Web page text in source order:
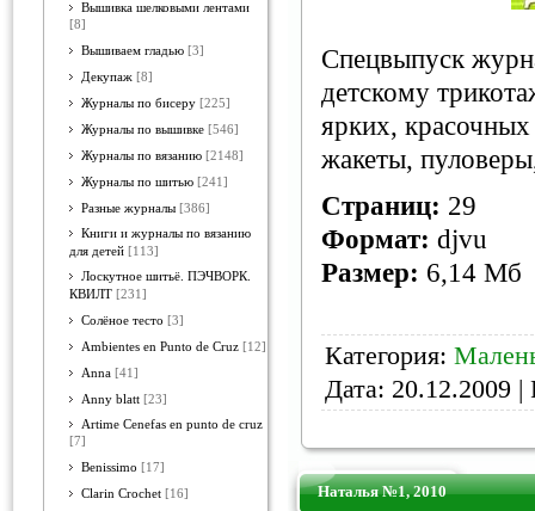
Вышивка шелковыми лентами
[8]
Вышиваем гладью [3]
Декупаж [8]
Журналы по бисеру [225]
Журналы по вышивке [546]
Журналы по вязанию [2148]
Журналы по шитью [241]
Разные журналы [386]
Книги и журналы по вязанию
для детей [113]
Лоскутное шитьё. ПЭЧВОРК.
КВИЛТ [231]
Солёное тесто [3]
Ambientes en Punto de Cruz [12]
Anna [41]
Anny blatt [23]
Artime Cenefas en punto de cruz
[7]
Benissimo [17]
Clarin Crochet [16]
Спецвыпуск
детскому
ярких,
жакеты,
Страниц: 29
Формат: djvu
Размер: 6,14 Мб
Категория:
Дата: 20.12.2009 |
Наталья №1, 2010